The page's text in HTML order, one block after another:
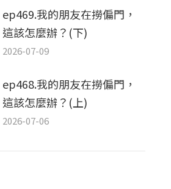
ep469.我的朋友在撈偏門，
這該怎麼辦？(下)
2026-07-09
ep468.我的朋友在撈偏門，
這該怎麼辦？(上)
2026-07-06